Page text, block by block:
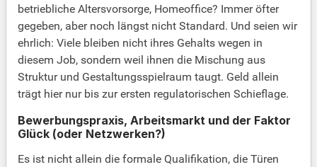
betriebliche Altersvorsorge, Homeoffice? Immer öfter
gegeben, aber noch längst nicht Standard. Und seien wir
ehrlich: Viele bleiben nicht ihres Gehalts wegen in
diesem Job, sondern weil ihnen die Mischung aus
Struktur und Gestaltungsspielraum taugt. Geld allein
trägt hier nur bis zur ersten regulatorischen Schieflage.
Bewerbungspraxis, Arbeitsmarkt und der Faktor
Glück (oder Netzwerken?)
Es ist nicht allein die formale Qualifikation, die Türen